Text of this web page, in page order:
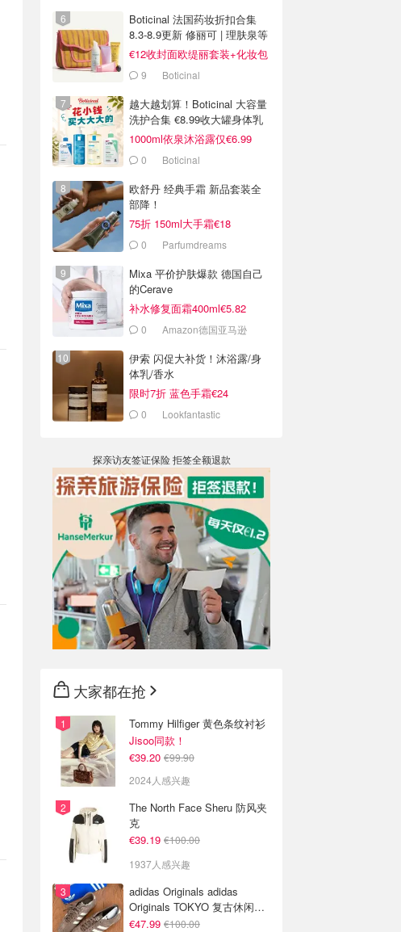
Boticinal 法国药妆折扣合集
8.3-8.9更新 修丽可 | 理肤泉等
€12收封面欧缇丽套装+化妆包
9 Boticinal
越大越划算！Boticinal 大容量
洗护合集 €8.99收大罐身体乳
1000ml依泉沐浴露仅€6.99
0 Boticinal
欧舒丹 经典手霜 新品套装全
部降！
75折 150ml大手霜€18
0 Parfumdreams
Mixa 平价护肤爆款 德国自己
的Cerave
补水修复面霜400ml€5.82
0 Amazon德国亚马逊
伊索 闪促大补货！沐浴露/身
体乳/香水
限时7折 蓝色手霜€24
0 Lookfantastic
探亲访友签证保险 拒签全额退款
大家都在抢
Tommy Hilfiger 黄色条纹衬衫
Jisoo同款！
€39.20 €99.90
2024人感兴趣
The North Face Sheru 防风夹
克
€39.19 €100.00
1937人感兴趣
adidas Originals adidas
Originals TOKYO 复古休闲鞋
深棕色
€47.99 €100.00